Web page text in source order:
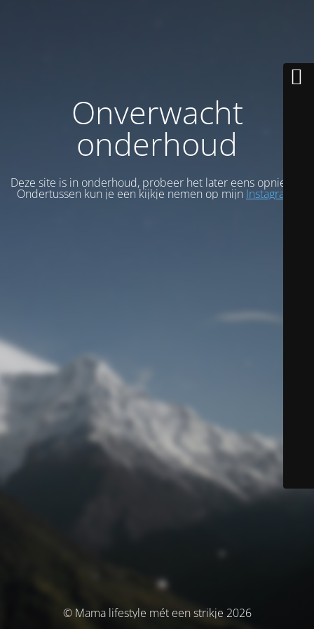
Onverwacht
onderhoud
Deze site is in onderhoud, probeer het later eens opnieuw.
Ondertussen kun je een kijkje nemen op mijn Instagram
© Mama lifestyle mét een strikje 2026